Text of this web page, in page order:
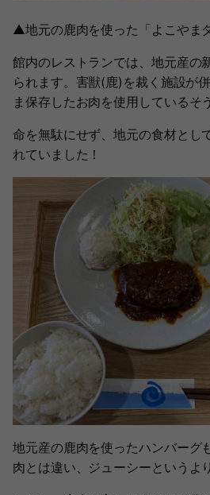
▲地元の鹿肉を使った「よこやま
館内のレストランでは、地元産の
られます。害獣(鹿)を裁く施設が
ま保存したお肉を使用しているそ
命を無駄にせず、地元の食材とし
れていました！
地元産の鹿肉を使ったハンバーグ
肉とは違い、ジューシーというよ